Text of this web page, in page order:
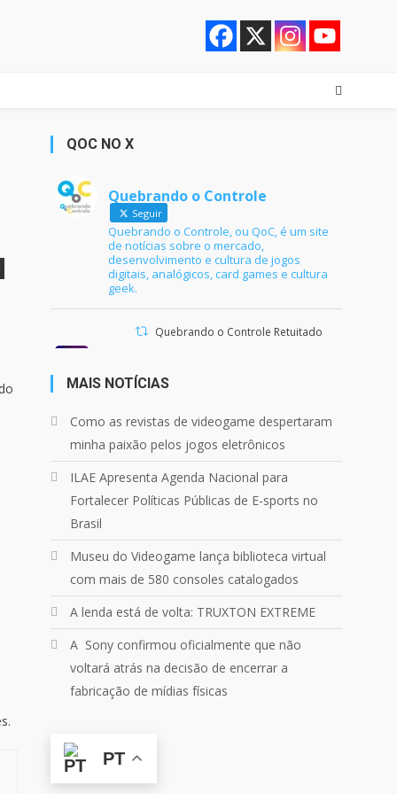
QOC NO X
Quebrando o Controle
Seguir
Quebrando o Controle, ou QoC, é um site
de notícias sobre o mercado,
desenvolvimento e cultura de jogos
digitais, analógicos, card games e cultura
geek.
Quebrando o Controle Retuitado
21 jun 2024
ontem no@Podpah
Quebrando o Controle
Confira em nosso site o mais
recente REVIEW de Skull & Bones.
Mais em:
1 1 Twitter
MAIS NOTÍCIAS
Como as revistas de videogame despertaram
minha paixão pelos jogos eletrônicos
ILAE Apresenta Agenda Nacional para
Fortalecer Políticas Públicas de E-sports no
Brasil
Museu do Videogame lança biblioteca virtual
com mais de 580 consoles catalogados
A lenda está de volta: TRUXTON EXTREME
A Sony confirmou oficialmente que não
voltará atrás na decisão de encerrar a
fabricação de mídias físicas
PT